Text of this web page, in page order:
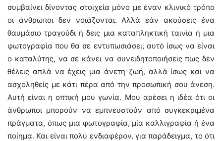
συμβαίνει δίνοντας στοιχεία μόνο με έναν κλινικό τρόπο
οι άνθρωποι δεν νοιάζονται. Αλλά εάν ακούσεις ένα
θαυμάσιο τραγούδι ή δεις μια καταπληκτική ταινία ή μια
φωτογραφία που θα σε εντυπωσιάσει, αυτό ίσως να είναι
ο καταλύτης, να σε κάνει να συνειδητοποιήσεις πως δεν
θέλεις απλά να έχεις μια άνετη ζωή, αλλά ίσως και να
ασχοληθείς με κάτι πέρα από την προσωπική σου άνεση.
Αυτή είναι η οπτική μου γωνία. Μου αρέσει η ιδέα ότι οι
άνθρωποι μπορούν να εμπνευστούν από συγκεκριμένα
πράγματα, όπως μια φωτογραφία, μία καλλιγραφία ή ένα
ποίημα. Και είναι πολύ ενδιαφέρον, για παράδειγμα, το ότι